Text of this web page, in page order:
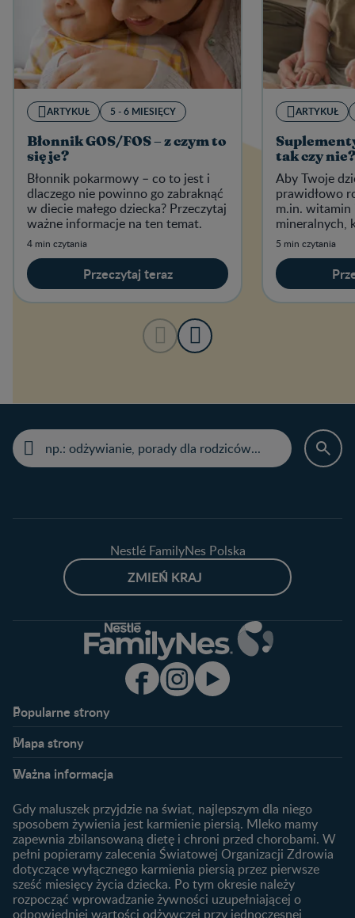
ARTYKUŁ 5 - 6 MIESIĘCY
Błonnik GOS/FOS – z czym to
się je?
Błonnik pokarmowy – co to jest i
dlaczego nie powinno go zabraknąć
w diecie małego dziecka? Przeczytaj
ważne informacje na ten temat.
4 min czytania
Przeczytaj teraz
ARTYKUŁ
tak czy nie?
Aby Twoje
prawidłowo
m.in. witamin
mineralnych,
kluczowe
5 min czytania
Nestlé FamilyNes Polska
ZMIEŃ KRAJ
Popularne strony​
Kontakt
FAQ
Produkty
Wyszukiwarka produktów
Nasze marki
Mapa strony​
Plamienie implantacyjne –
Jak zaplanować płeć
dziecka?
Jak rozpoznać dni płodne?
Badania przed ciążą
Planowanie urlopu
macierzyńskiego
1. trymestr ciąży
2. trymestr ciąży
3. trymestr ciąży
Ważna informacja
Gdy maluszek przyjdzie na świat, najlepszym dla niego
sposobem żywienia jest karmienie piersią. Mleko mamy
zapewnia zbilansowaną dietę i chroni przed chorobami. W
pełni popieramy zalecenia Światowej Organizacji Zdrowia
dotyczące wyłącznego karmienia piersią przez pierwsze
sześć miesięcy życia dziecka. Po tym okresie należy
rozpocząć wprowadzanie żywności uzupełniającej o
odpowiedniej wartości odżywczej przy jednoczesnej